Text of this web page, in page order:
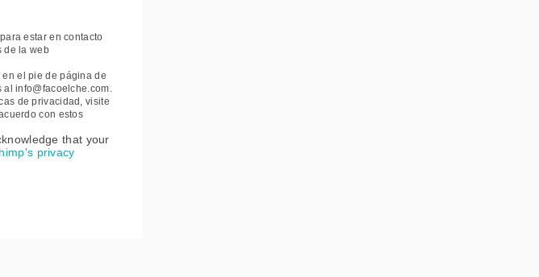
estar en contacto
de la web
el pie de página de
info@facoelche.com.
de privacidad, visite
con estos
that your
privacy